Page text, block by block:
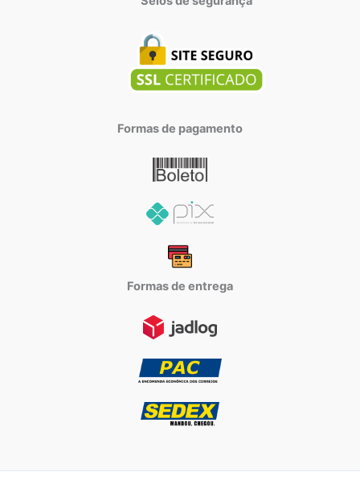
Formas de pagamento
Formas de entrega